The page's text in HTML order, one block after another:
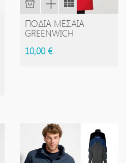
ΠΟΔΙΆ ΜΕΣΑΊΑ
GREENWICH
10,00 €